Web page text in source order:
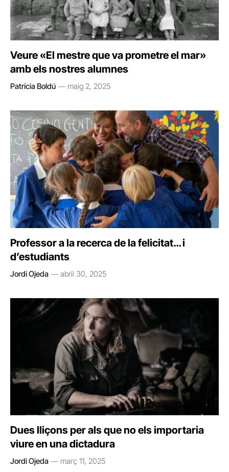
Veure «El mestre que va prometre el mar»
amb els nostres alumnes
Patrícia Boldú maig 2, 2025
Professor a la recerca de la felicitat… i
d’estudiants
Jordi Ojeda abril 30, 2025
Dues lliçons per als que no els importaria
viure en una dictadura
Jordi Ojeda març 11, 2025